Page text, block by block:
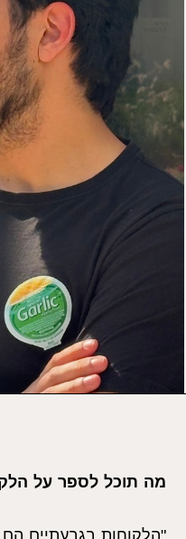
מה תוכל לספר על